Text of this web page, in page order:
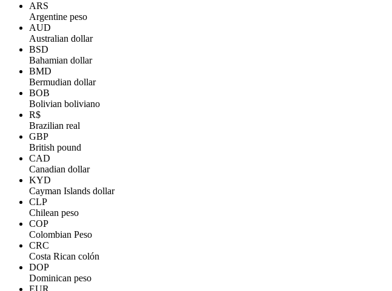
ARS
Argentine peso
AUD
Australian dollar
BSD
Bahamian dollar
BMD
Bermudian dollar
BOB
Bolivian boliviano
R$
Brazilian real
GBP
British pound
CAD
Canadian dollar
KYD
Cayman Islands dollar
CLP
Chilean peso
COP
Colombian Peso
CRC
Costa Rican colón
DOP
Dominican peso
EUR